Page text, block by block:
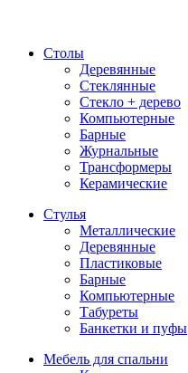
Столы
Деревянные
Стеклянные
Стекло + дерево
Компьютерные
Барные
Журнальные
Трансформеры
Керамические
Стулья
Металлические
Деревянные
Пластиковые
Барные
Компьютерные
Табуреты
Банкетки и пуфы
Мебель для спальни